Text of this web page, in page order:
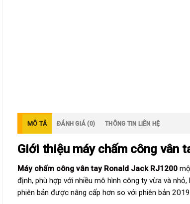
MÔ TẢ ĐÁNH GIÁ (0) THÔNG TIN LIÊN HỆ
Giới thiệu máy chấm công vân
Máy chấm công vân tay Ronald Jack RJ1200
định, phù hợp với nhiều mô hình công ty vừa và
phiên bản được nâng cấp hơn so với phiên bản